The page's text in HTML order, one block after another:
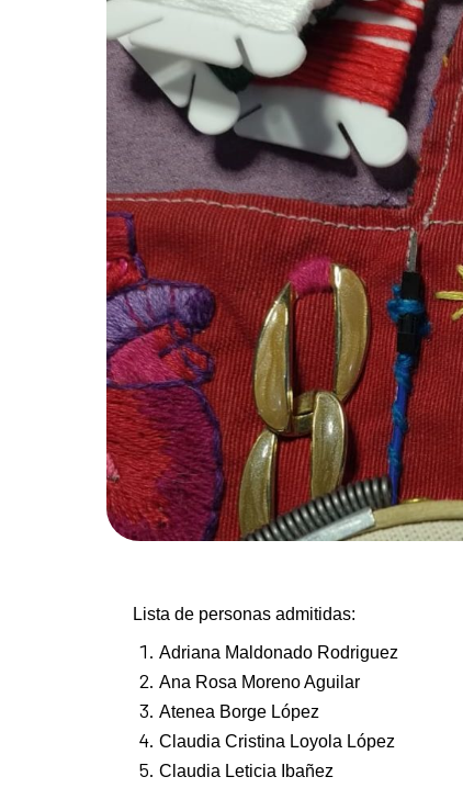
Lista de personas admitidas:
Adriana Maldonado Rodriguez
Ana Rosa Moreno Aguilar
Atenea Borge López
Claudia Cristina Loyola López
Claudia Leticia Ibañez